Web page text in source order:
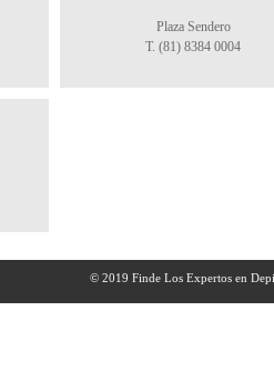
Plaza Sendero
T. (81) 8384 0004
© 2019 Finde Los Expertos en